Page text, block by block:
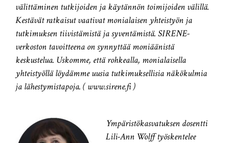
välittäminen tutkijoiden ja käytännön toimijoiden välillä.
Kestävät ratkaisut vaativat monialaisen yhteistyön ja
tutkimuksen tiivistämistä ja syventämistä. SIRENE-
verkoston tavoitteena on synnyttää moniäänistä
keskustelua. Uskomme, että rohkealla, monialaisella
yhteistyöllä löydämme uusia tutkimuksellisia näkökulmia
ja lähestymistapoja. ( www.sirene.fi )
Ympäristökasvatuksen dosentti
Lili-Ann Wolff työskentelee